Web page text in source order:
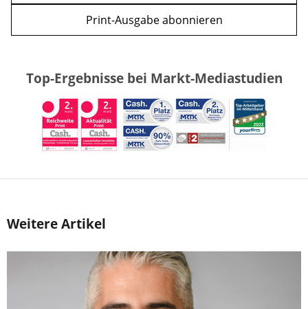
Print-Ausgabe abonnieren
Top-Ergebnisse bei Markt-Mediastudien
Weitere Artikel